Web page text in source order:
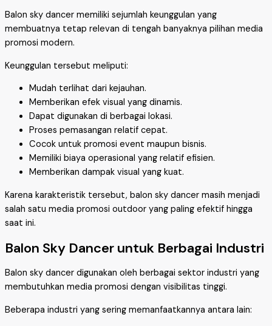
Balon sky dancer memiliki sejumlah keunggulan yang
membuatnya tetap relevan di tengah banyaknya pilihan media
promosi modern.
Keunggulan tersebut meliputi:
Mudah terlihat dari kejauhan.
Memberikan efek visual yang dinamis.
Dapat digunakan di berbagai lokasi.
Proses pemasangan relatif cepat.
Cocok untuk promosi event maupun bisnis.
Memiliki biaya operasional yang relatif efisien.
Memberikan dampak visual yang kuat.
Karena karakteristik tersebut, balon sky dancer masih menjadi
salah satu media promosi outdoor yang paling efektif hingga
saat ini.
Balon Sky Dancer untuk Berbagai Industri
Balon sky dancer digunakan oleh berbagai sektor industri yang
membutuhkan media promosi dengan visibilitas tinggi.
Beberapa industri yang sering memanfaatkannya antara lain: